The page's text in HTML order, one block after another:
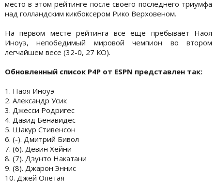
место в этом рейтинге после своего последнего триумфа
над голландским кикбоксером Рико Верховеном.
На первом месте рейтинга все еще пребывает Наоя
Иноуэ, непобедимый мировой чемпион во втором
легчайшем весе (32-0, 27 КО).
Обновленный список P4P от ESPN представлен так:
1. Наоя Иноуэ
2. Александр Усик
3. Джесси Родригес
4. Давид Бенавидес
5. Шакур Стивенсон
6. (-). Дмитрий Бивол
7. (6). Девин Хейни
8. (7). Дзунто Накатани
9. (8). Джарон Эннис
10. Джей Опетая